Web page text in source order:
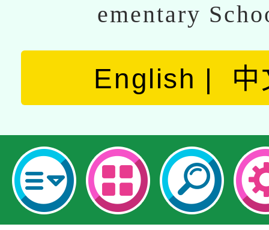
ementary
English 中